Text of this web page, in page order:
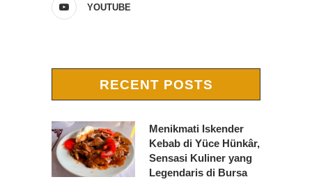
YOUTUBE
RECENT POSTS
Menikmati Iskender
Kebab di Yüce Hünkâr,
Sensasi Kuliner yang
Legendaris di Bursa